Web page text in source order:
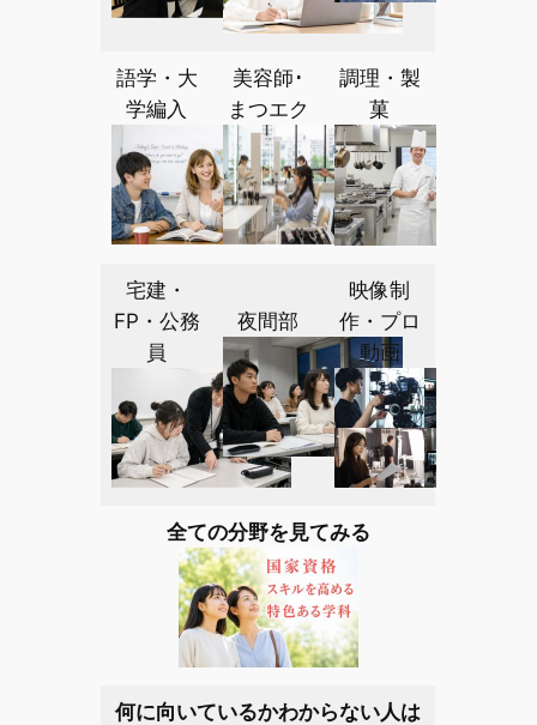
語学・大
学編入
美容師･
まつエク
調理・製
菓
宅建・
FP・公務
員
夜間部
映像制
作・プロ
動画
全ての分野を見てみる
何に向いているかわからない人は